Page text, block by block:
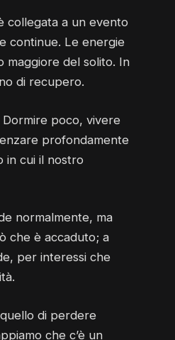
collegata a un evento
continue. Le energie
maggiore del solito. In
di recupero.
poco, vivere
profondamente
in cui il nostro
normalmente, ma
che è accaduto; a
per interessi che
di perdere
che c’è un